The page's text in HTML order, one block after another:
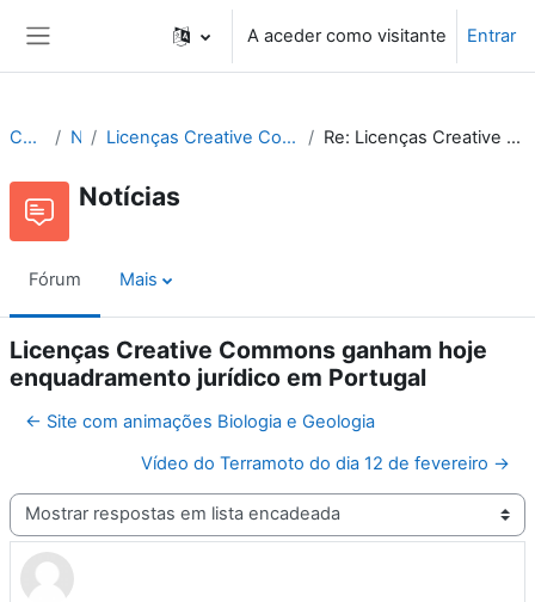
A aceder como visitante Entrar
Cne Recursos Notícias Licenças Creative Commons ganham hoje enquadramento jurídico em Portugal Re: Licenças Creative Commons ganham hoje enquadramento jurídico em Portugal
Notícias
Fórum Mais
Licenças Creative Commons ganham hoje
enquadramento jurídico em Portugal
← Site com animações Biologia e Geologia
Vídeo do Terramoto do dia 12 de fevereiro →
Modo de visualização